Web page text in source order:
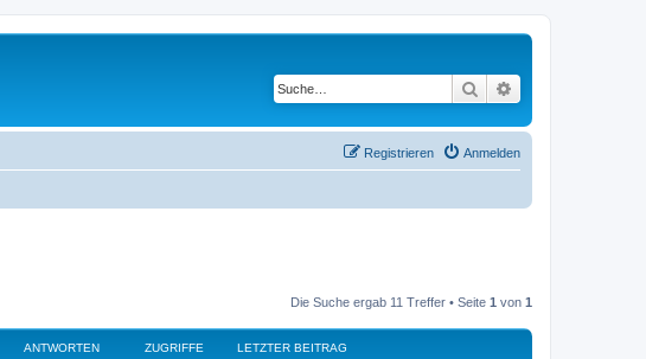
Suche
Anmelden
Registrieren
Die Suche ergab 11 Treffer • Seite 1 von 1
ANTWORTEN ZUGRIFFE LETZTER BEITRAG